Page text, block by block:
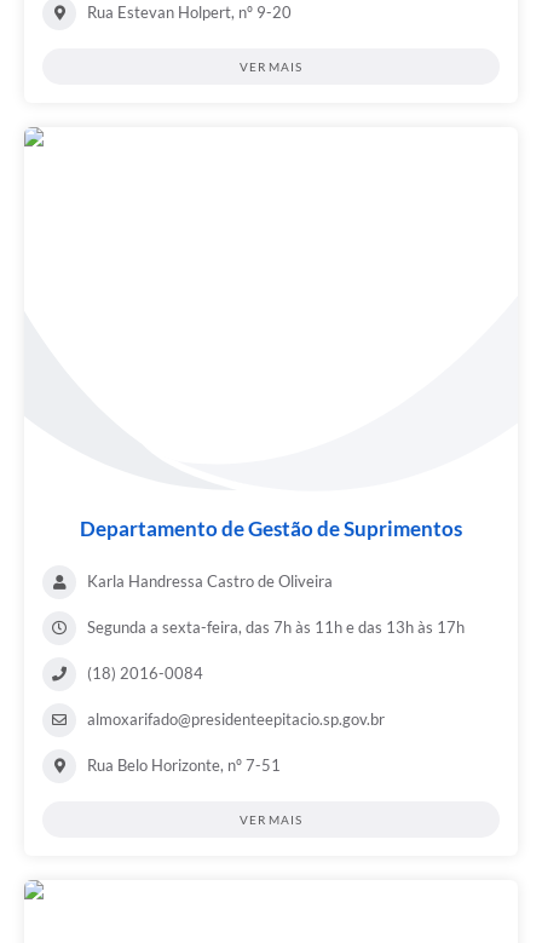
Rua Estevan Holpert, nº 9-20
VER MAIS
Departamento de Gestão de Suprimentos
Karla Handressa Castro de Oliveira
Segunda a sexta-feira, das 7h às 11h e das 13h às 17h
(18) 2016-0084
almoxarifado@presidenteepitacio.sp.gov.br
Rua Belo Horizonte, nº 7-51
VER MAIS